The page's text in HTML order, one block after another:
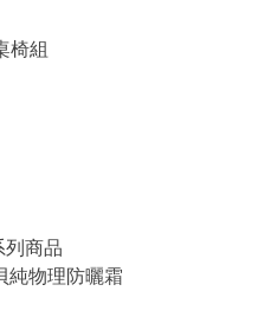
椅組
列商品
物理防曬霜